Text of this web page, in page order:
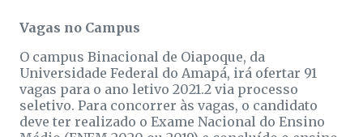
Vagas no Campus
O campus Binacional de Oiapoque, da
Universidade Federal do Amapá, irá ofertar 91
vagas para o ano letivo 2021.2 via processo
seletivo. Para concorrer às vagas, o candidato
deve ter realizado o Exame Nacional do Ensino